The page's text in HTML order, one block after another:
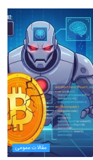
مقالات عمومی